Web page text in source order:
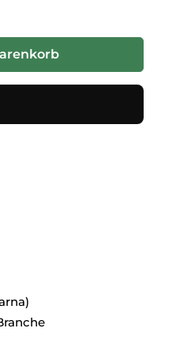
oder benutze die